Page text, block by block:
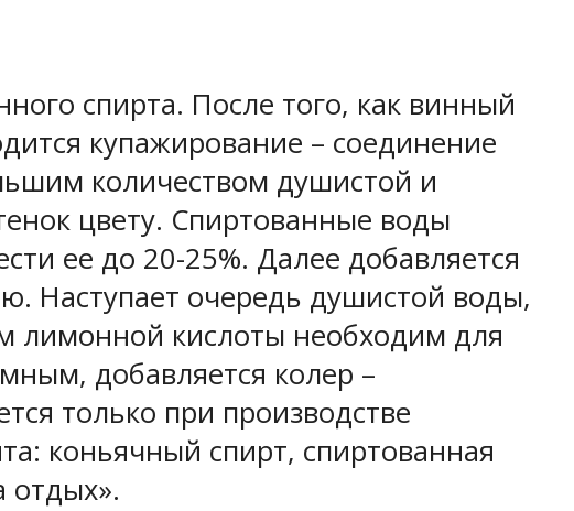
спирта. После того, как винный
купажирование – соединение
количеством душистой и
цвету. Спиртованные воды
ее до 20-25%. Далее добавляется
Наступает очередь душистой воды,
лимонной кислоты необходим для
добавляется колер –
только при производстве
коньячный спирт, спиртованная
отдых».